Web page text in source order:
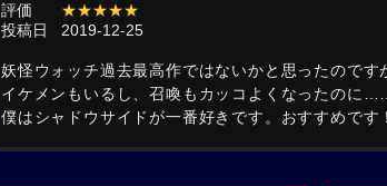
評価
★★★★★
投稿日
2019-12-25
妖怪ウォッチ過去最高作ではないかと思ったので
イケメンもいるし、召喚もカッコよくなったのに
僕はシャドウサイドが一番好きです。おすすめです！